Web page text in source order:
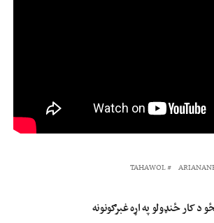
TAHAWOL
کار ځنډولو په اړه غبرګونونه